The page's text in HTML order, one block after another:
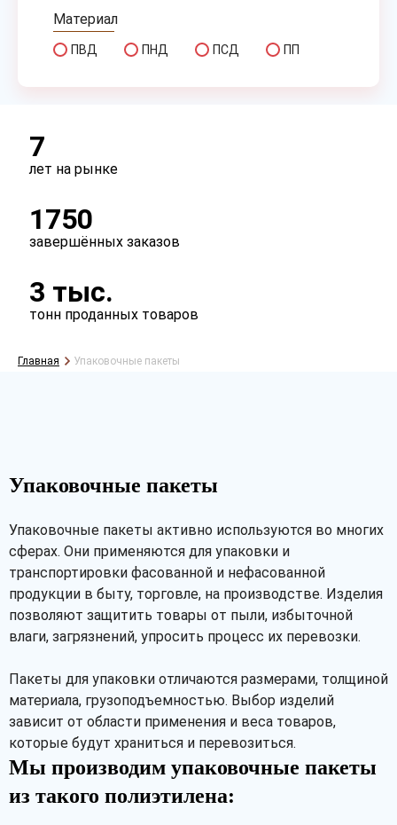
Материал
ПВД ПНД ПСД ПП
есть
есть
Рассчитать
7
лет на рынке
1750
завершённых заказов
3 тыс.
тонн проданных товаров
Главная Упаковочные пакеты
Упаковочные пакеты
Упаковочные пакеты активно используются во многих
сферах. Они применяются для упаковки и
транспортировки фасованной и нефасованной
продукции в быту, торговле, на производстве. Изделия
позволяют защитить товары от пыли, избыточной
влаги, загрязнений, упросить процесс их перевозки.
Пакеты для упаковки отличаются размерами, толщиной
материала, грузоподъемностью. Выбор изделий
зависит от области применения и веса товаров,
которые будут храниться и перевозиться.
Мы производим упаковочные пакеты
из такого полиэтилена: